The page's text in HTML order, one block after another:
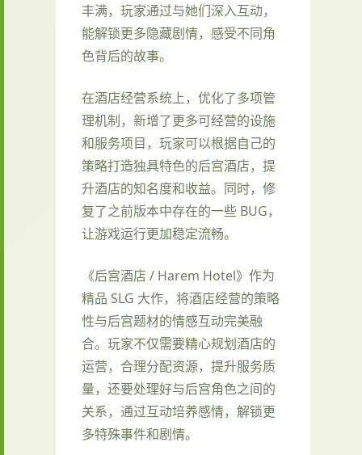
丰满，玩家通过与她们深入互动，
能解锁更多隐藏剧情，感受不同角
色背后的故事。
在酒店经营系统上，优化了多项管
理机制，新增了更多可经营的设施
和服务项目，玩家可以根据自己的
策略打造独具特色的后宫酒店，提
升酒店的知名度和收益。同时，修
复了之前版本中存在的一些 BUG，
让游戏运行更加稳定流畅。
《后宫酒店 / Harem Hotel》作为
精品 SLG 大作，将酒店经营的策略
性与后宫题材的情感互动完美融
合。玩家不仅需要精心规划酒店的
运营，合理分配资源，提升服务质
量，还要处理好与后宫角色之间的
关系，通过互动培养感情，解锁更
多特殊事件和剧情。